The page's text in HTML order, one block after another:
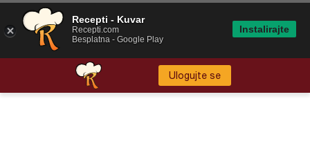
Ulogujte se
Recepti - Kuvar
Recepti.com
Besplatna - Google Play
Instalirajte